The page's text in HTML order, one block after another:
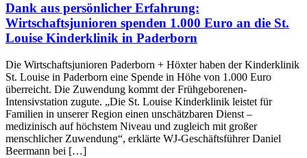
Dank aus persönlicher Erfahrung:
Wirtschaftsjunioren spenden 1.000 Euro an die St.
Louise Kinderklinik in Paderborn
Die Wirtschaftsjunioren Paderborn + Höxter haben der Kinderklinik
St. Louise in Paderborn eine Spende in Höhe von 1.000 Euro
überreicht. Die Zuwendung kommt der Frühgeborenen-
Intensivstation zugute. „Die St. Louise Kinderklinik leistet für
Familien in unserer Region einen unschätzbaren Dienst –
medizinisch auf höchstem Niveau und zugleich mit großer
menschlicher Zuwendung“, erklärte WJ-Geschäftsführer Daniel
Beermann bei […]